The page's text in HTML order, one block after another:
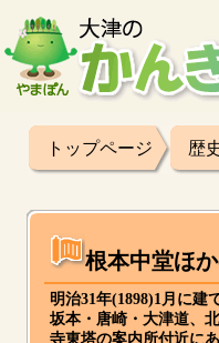
トップページ 歴
根本中堂ほ
明治31年(1898)1月に
坂本・唐崎・大津道、
寺東塔の案内所付近にあ